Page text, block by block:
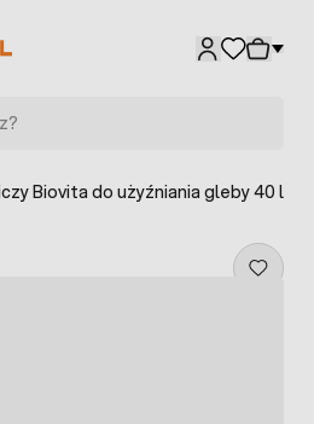
Biovita do użyźniania gleby 40 l